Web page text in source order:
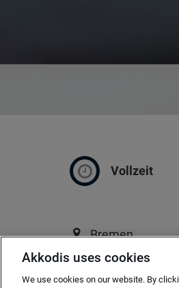
Vollzeit
Bremen
ab sofort
Akkodis uses cookies
We use cookies on our website. By